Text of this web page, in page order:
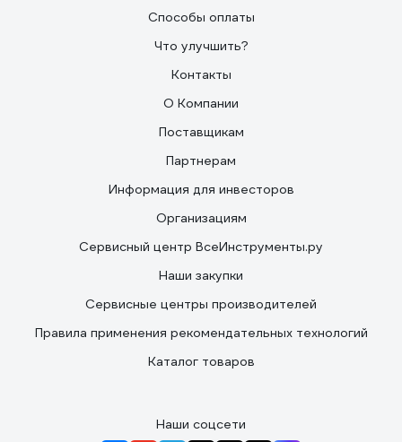
Способы оплаты
Что улучшить?
Контакты
О Компании
Поставщикам
Партнерам
Информация для инвесторов
Организациям
Сервисный центр ВсеИнструменты.ру
Наши закупки
Сервисные центры производителей
Правила применения рекомендательных технологий
Каталог товаров
Наши соцсети